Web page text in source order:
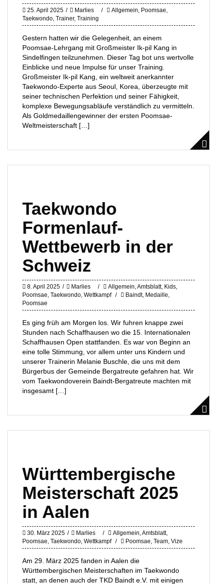
25. April 2025 Marlies Allgemein, Poomsae,
Taekwondo, Trainer, Training
Gestern hatten wir die Gelegenheit, an einem
Poomsae-Lehrgang mit Großmeister Ik-pil Kang in
Sindelfingen teilzunehmen. Dieser Tag bot uns wertvolle
Einblicke und neue Impulse für unser Training.
Großmeister Ik-pil Kang, ein weltweit anerkannter
Taekwondo-Experte aus Seoul, Korea, überzeugte mit
seiner technischen Perfektion und seiner Fähigkeit,
komplexe Bewegungsabläufe verständlich zu vermitteln.
Als Goldmedaillengewinner der ersten Poomsae-
Weltmeisterschaft […]
Taekwondo
Formenlauf-
Wettbewerb in der
Schweiz
8. April 2025 Marlies Allgemein,Amtsblatt, Kids,
Poomsae, Taekwondo, Wettkampf Baindt, Medaille,
Poomsae
Es ging früh am Morgen los. Wir fuhren knappe zwei
Stunden nach Schaffhausen wo die 15. Internationalen
Schaffhausen Open stattfanden. Es war von Beginn an
eine tolle Stimmung, vor allem unter uns Kindern und
unserer Trainerin Melanie Buschle, die uns mit dem
Bürgerbus der Gemeinde Bergatreute gefahren hat. Wir
vom Taekwondoverein Baindt-Bergatreute machten mit
insgesamt […]
Württembergische
Meisterschaft 2025
in Aalen
30. März 2025 Marlies Allgemein,Amtsblatt,
Poomsae, Taekwondo, Wettkampf Poomsae, Team, Vize
Am 29. März 2025 fanden in Aalen die
Württembergischen Meisterschaften im Taekwondo
statt, an denen auch der TKD Baindt e.V. mit einigen